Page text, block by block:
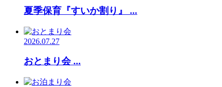
夏季保育『すいか割り』 ...
2026.07.27
おとまり会 ...